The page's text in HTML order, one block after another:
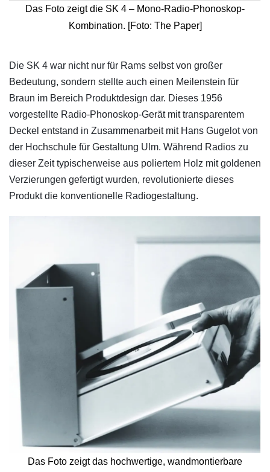
Das Foto zeigt die SK 4 – Mono-Radio-Phonoskop-
Kombination. [Foto: The Paper]
Die SK 4 war nicht nur für Rams selbst von großer
Bedeutung, sondern stellte auch einen Meilenstein für
Braun im Bereich Produktdesign dar. Dieses 1956
vorgestellte Radio-Phonoskop-Gerät mit transparentem
Deckel entstand in Zusammenarbeit mit Hans Gugelot von
der Hochschule für Gestaltung Ulm. Während Radios zu
dieser Zeit typischerweise aus poliertem Holz mit goldenen
Verzierungen gefertigt wurden, revolutionierte dieses
Produkt die konventionelle Radiogestaltung.
Das Foto zeigt das hochwertige, wandmontierbare